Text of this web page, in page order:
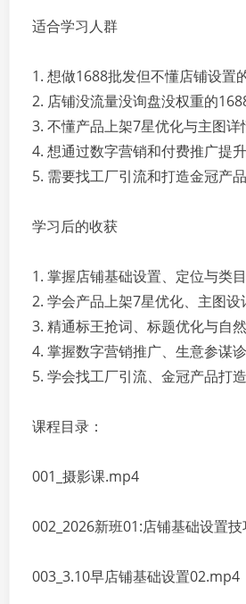
适合学习人群
1. 想做1688批发但不懂店铺设置
2. 店铺没流量没询盘没权重的
3. 不懂产品上架7星优化与主图详
4. 想通过数字营销和付费推广提
5. 需要找工厂引流和打造金冠产
学习后的收获
1. 掌握店铺基础设置、定位与类
2. 学会产品上架7星优化、主图
3. 精通标王抢词、标题优化与自
4. 掌握数字营销推广、生意参谋
5. 学会找工厂引流、金冠产品打
课程目录：
001_摄影课.mp4
002_2026新班01:店铺基础设置
003_3.10早店铺基础设置02.mp4